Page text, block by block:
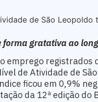
de São Leopoldo
forma gratativa ao
emprego registrados
de Atividade de
ficou em 0,9%
da 12ª edição do